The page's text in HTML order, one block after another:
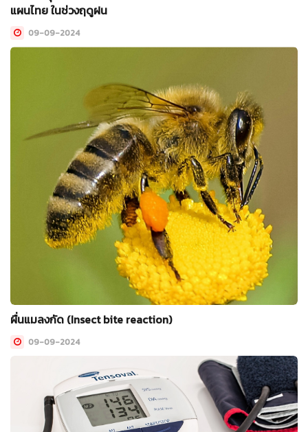
แผนไทย ในช่วงฤดูฝน
09-09-2024
ผื่นแมลงกัด (Insect bite reaction)
09-09-2024